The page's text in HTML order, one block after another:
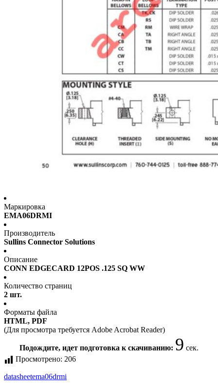
Маркировка
EMA06DRMI
Производитель
Sullins Connector Solutions
Описание
CONN EDGECARD 12POS .125 SQ WW
Количество страниц
2 шт.
Форматы файла
HTML, PDF
(Для просмотра требуется Adobe Acrobat Reader)
Подождите, идет подготовка к скачиванию: 9 сек.
Просмотрено: 206
datasheetema06drmi